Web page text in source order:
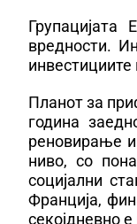
вредности.
инвестициите
Планот за
година
реновирање
ниво, со
социјални
Франција,
секојдневно